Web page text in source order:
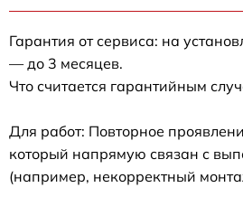
Гарантия от сервиса: на
— до 3 месяцев.
Что считается гарантийным
Для работ: Повторное
который напрямую связан с
(например, некорректный